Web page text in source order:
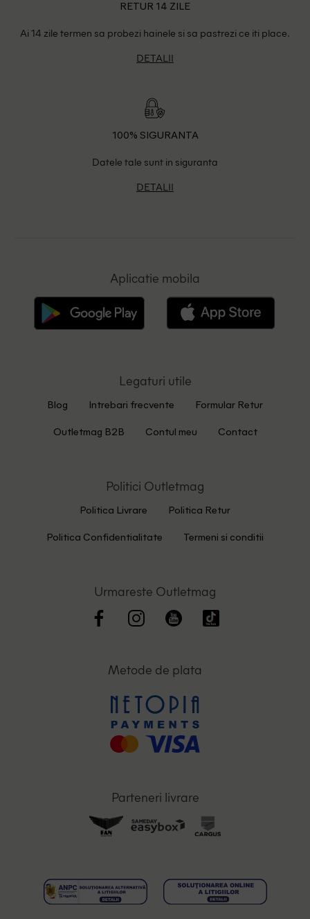
RETUR 14 ZILE
Ai 14 zile termen sa probezi hainele si sa pastrezi ce iti place.
DETALII
100% SIGURANTA
Datele tale sunt in siguranta
DETALII
Aplicatie mobila
Legaturi utile
Blog Intrebari frecvente Formular Retur
Outletmag B2B Contul meu Contact
Politici Outletmag
Politica Livrare Politica Retur
Politica Confidentialitate Termeni si conditii
Urmareste Outletmag
Metode de plata
Parteneri livrare